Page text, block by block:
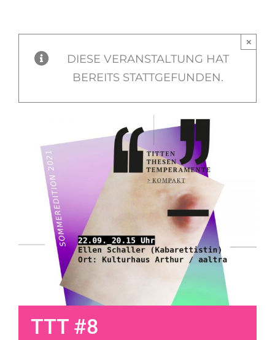
DIESE VERANSTALTUNG HAT
BEREITS STATTGEFUNDEN.
×
TTT #8